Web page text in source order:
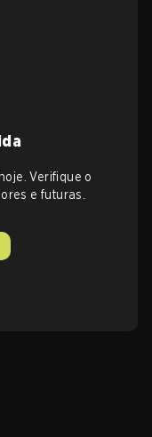
Verifique o
e futuras.